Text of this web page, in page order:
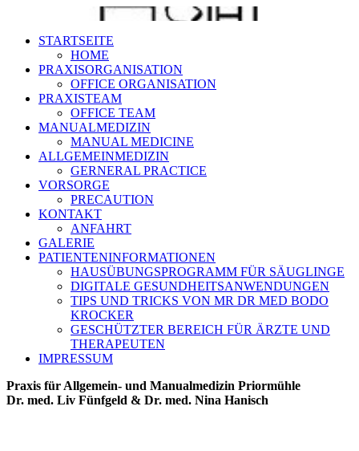
STARTSEITE
HOME
PRAXISORGANISATION
OFFICE ORGANISATION
PRAXISTEAM
OFFICE TEAM
MANUALMEDIZIN
MANUAL MEDICINE
ALLGEMEINMEDIZIN
GERNERAL PRACTICE
VORSORGE
PRECAUTION
KONTAKT
ANFAHRT
GALERIE
PATIENTENINFORMATIONEN
HAUSÜBUNGSPROGRAMM FÜR SÄUGLINGE
DIGITALE GESUNDHEITSANWENDUNGEN
TIPS UND TRICKS VON MR DR MED BODO
KROCKER
GESCHÜTZTER BEREICH FÜR ÄRZTE UND
THERAPEUTEN
IMPRESSUM
Praxis für Allgemein- und Manualmedizin Priormühle
Dr. med. Liv Fünfgeld & Dr. med. Nina Hanisch